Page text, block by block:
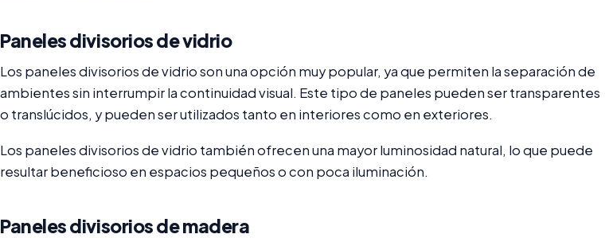
Paneles divisorios de vidrio
Los paneles divisorios de vidrio son una opción muy popular, ya que permiten la separación de
ambientes sin interrumpir la continuidad visual. Este tipo de paneles pueden ser transparentes
o translúcidos, y pueden ser utilizados tanto en interiores como en exteriores.
Los paneles divisorios de vidrio también ofrecen una mayor luminosidad natural, lo que puede
resultar beneficioso en espacios pequeños o con poca iluminación.
Paneles divisorios de madera